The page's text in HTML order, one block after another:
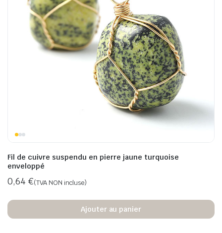
Fil de cuivre suspendu en pierre jaune turquoise
enveloppé
0,64 €(TVA NON incluse)
Ajouter au panier